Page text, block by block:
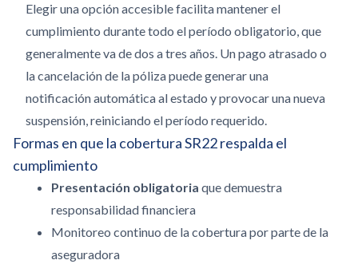
Elegir una opción accesible facilita mantener el
cumplimiento durante todo el período obligatorio, que
generalmente va de dos a tres años. Un pago atrasado o
la cancelación de la póliza puede generar una
notificación automática al estado y provocar una nueva
suspensión, reiniciando el período requerido.
Formas en que la cobertura SR22 respalda el
cumplimiento
Presentación obligatoria que demuestra
responsabilidad financiera
Monitoreo continuo de la cobertura por parte de la
aseguradora